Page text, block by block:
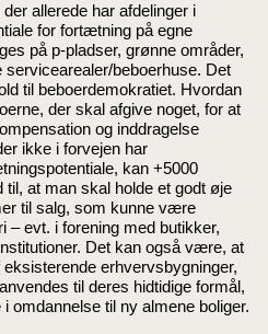
allerede har afdelinger i
for fortætning på egne
på p-pladser, grønne områder,
beboerhuse. Det
til beboerdemokratiet. Hvordan
der skal afgive noget, for at
og inddragelse
ikke i forvejen har
kan +5000
at man skal holde et godt øje
til salg, som kunne være
– evt. i forening med butikker,
Det kan også være, at
erhvervsbygninger,
til deres hidtidige formål,
omdannelse til ny almene boliger.